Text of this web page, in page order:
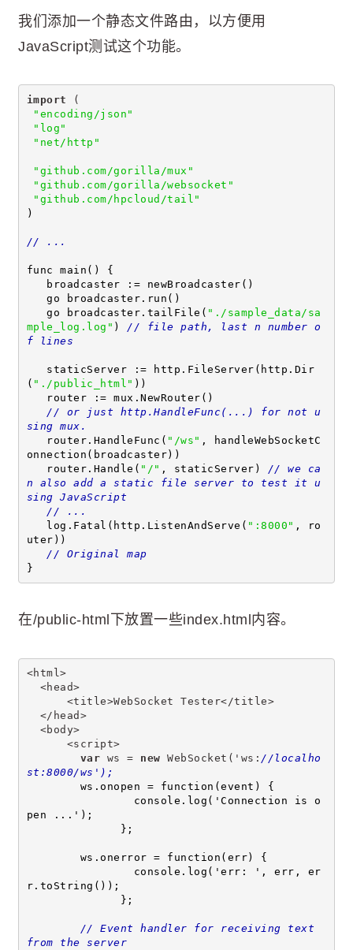
我们添加一个静态文件路由，以方便用
JavaScript测试这个功能。
import (
"encoding/json"
"log"
"net/http"
"github.com/gorilla/mux"
"github.com/gorilla/websocket"
"github.com/hpcloud/tail"
)
// ...
func main() {
broadcaster := newBroadcaster()
go broadcaster.run()
go broadcaster.tailFile( "./sample_data/sa
mple_log.log" ) // file path, last n number o
f lines
staticServer := http.FileServer(http.Dir
( "./public_html" ))
router := mux.NewRouter()
// or just http.HandleFunc(...) for not u
sing mux.
router.HandleFunc( "/ws" , handleWebSocketC
onnection(broadcaster))
router.Handle( "/" , staticServer) // we ca
n also add a static file server to test it u
sing JavaScript
// ...
log.Fatal(http.ListenAndServe( ":8000" , ro
uter))
// Original map
}
在/public-html下放置一些index.html内容。
<html>
<head>
<title>WebSocket Tester</title>
</head>
<body>
<script>
var ws = new WebSocket('ws: //localho
st:8000/ws');
ws.onopen = function(event) {
console.log('Connection is o
pen ...');
};
ws.onerror = function(err) {
console.log('err: ', err, er
r.toString());
};
// Event handler for receiving text
from the server